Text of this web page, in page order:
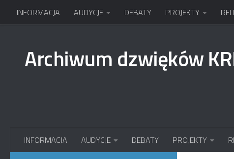
Przejdź do treści
INFORMACJA AUDYCJE DEBATY PROJEKTY
Archiwum dzwięków
INFORMACJA AUDYCJE DEBATY PROJEKTY